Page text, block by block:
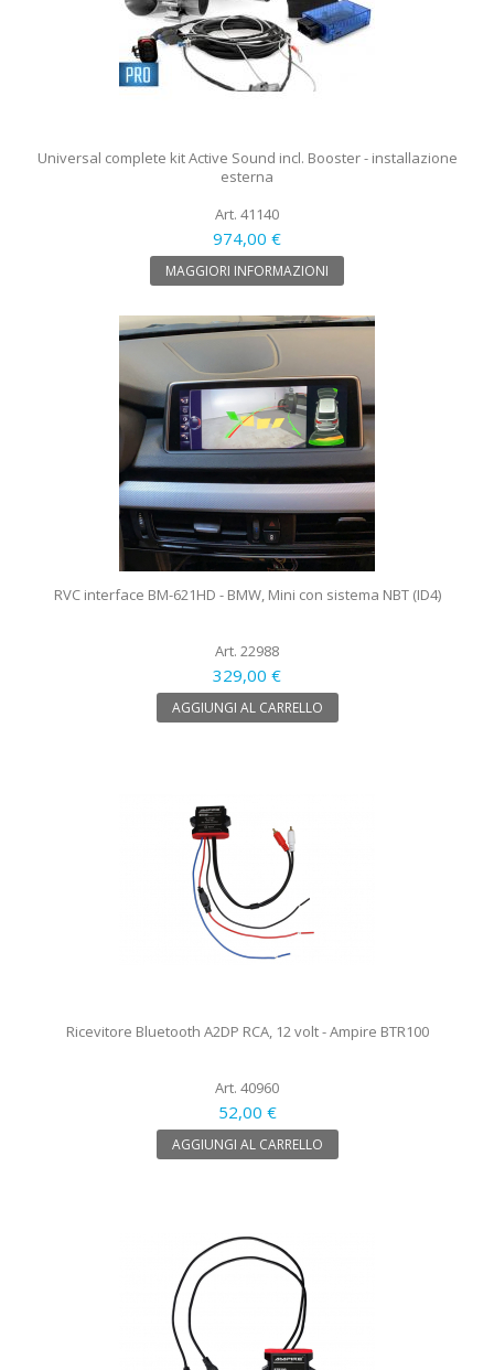
Universal complete kit Active Sound incl. Booster - installazione
esterna
Art. 41140
974,00 €
MAGGIORI INFORMAZIONI
RVC interface BM-621HD - BMW, Mini con sistema NBT (ID4)
Art. 22988
329,00 €
AGGIUNGI AL CARRELLO
Ricevitore Bluetooth A2DP RCA, 12 volt - Ampire BTR100
Art. 40960
52,00 €
AGGIUNGI AL CARRELLO